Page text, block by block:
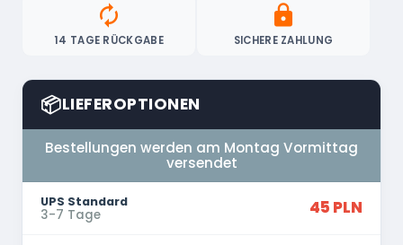
autorenew
14 TAGE RÜCKGABE
lock
SICHERE ZAHLUNG
📦LIEFEROPTIONEN
Bestellungen werden am Montag Vormittag
versendet
UPS Standard
3-7 Tage 45 PLN